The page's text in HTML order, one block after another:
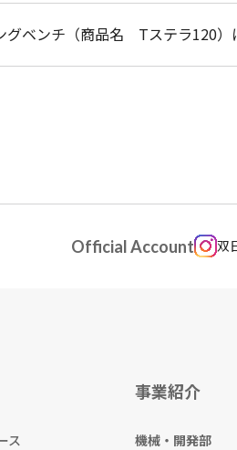
グベンチ（商品名 Tステラ120）
Official Account 双
ス
事業紹介
機械・開発部